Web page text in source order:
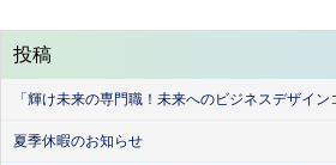
投稿
「輝け未来の専門職！未来へのビジネスデザイ
夏季休暇のお知らせ